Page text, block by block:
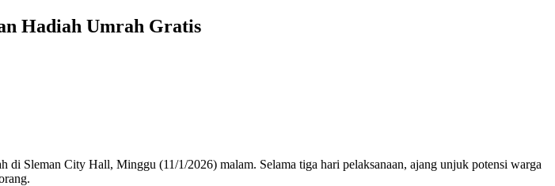
Hadiah Umrah Gratis
Sleman City Hall, Minggu (11/1/2026) malam. Selama tiga hari pelaksanaan, ajang unjuk potensi warga